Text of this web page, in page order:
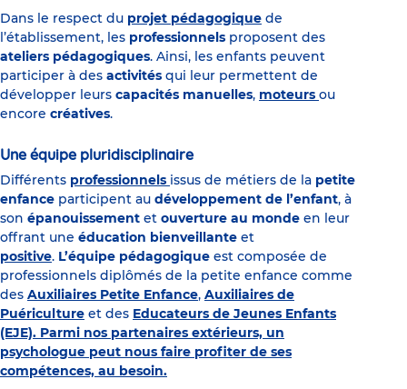
Dans le respect du projet pédagogique de
l’établissement, les professionnels proposent des
ateliers pédagogiques. Ainsi, les enfants peuvent
participer à des activités qui leur permettent de
développer leurs capacités manuelles, moteurs ou
encore créatives.
Une équipe pluridisciplinaire
Différents professionnels issus de métiers de la petite
enfance participent au développement de l’enfant, à
son épanouissement et ouverture au monde en leur
offrant une éducation bienveillante et
positive. L’équipe pédagogique est composée de
professionnels diplômés de la petite enfance comme
des Auxiliaires Petite Enfance, Auxiliaires de
Puériculture et des Educateurs de Jeunes Enfants
(EJE). Parmi nos partenaires extérieurs, un
psychologue peut nous faire profiter de ses
compétences, au besoin.